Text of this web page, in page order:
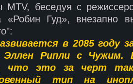
MTV, беседуя с
Гуд», внезапно
в 2085 году
Эллен Рипли с
что это за черт
тип на